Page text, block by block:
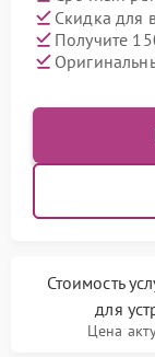
Скидка для
Получите
Стоимость
для
Цена